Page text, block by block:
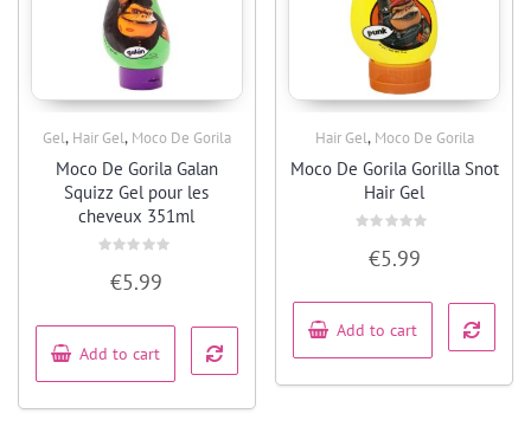
Gel, Hair Gel, Moco De Gorila
Moco De Gorila Galan
Squizz Gel pour les
cheveux 351ml
out
5
€5.99
Add to cart
Hair Gel, Moco De Gorila
Moco De Gorila Gorilla Snot
Hair Gel
out
5
€5.99
Add to cart